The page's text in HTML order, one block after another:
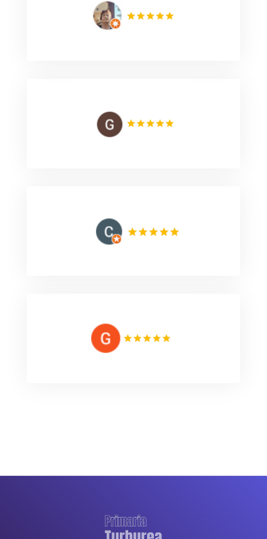
multi atunci România ar arăta altfel.
toate cele trebuincioase cetățenilor.
OK